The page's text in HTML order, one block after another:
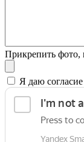
Прикрепить фото,
Я даю